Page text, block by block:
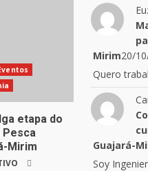
etapa do
Pesca
Mirim
Mirim20/
Quero
Guajará-
Soy